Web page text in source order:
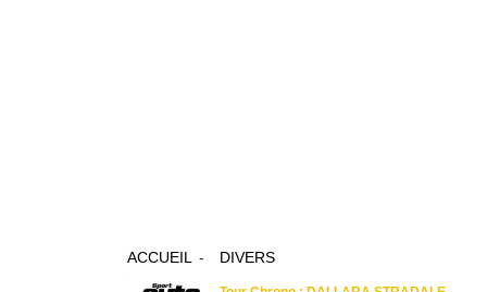
ACCUEIL DIVERS